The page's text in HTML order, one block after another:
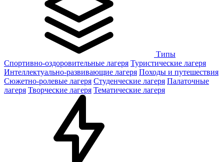
Типы
Спортивно-оздоровительные лагеря Туристические лагеря
Интеллектуально-развивающие лагеря Походы и путешествия
Сюжетно-ролевые лагеря Студенческие лагеря Палаточные
лагеря Творческие лагеря Тематические лагеря